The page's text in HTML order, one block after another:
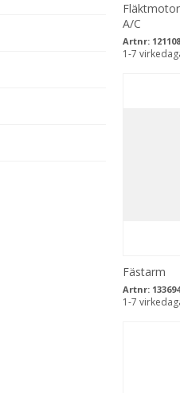
A/C
Artnr:
1-7
Fästarm
Artnr:
1-7